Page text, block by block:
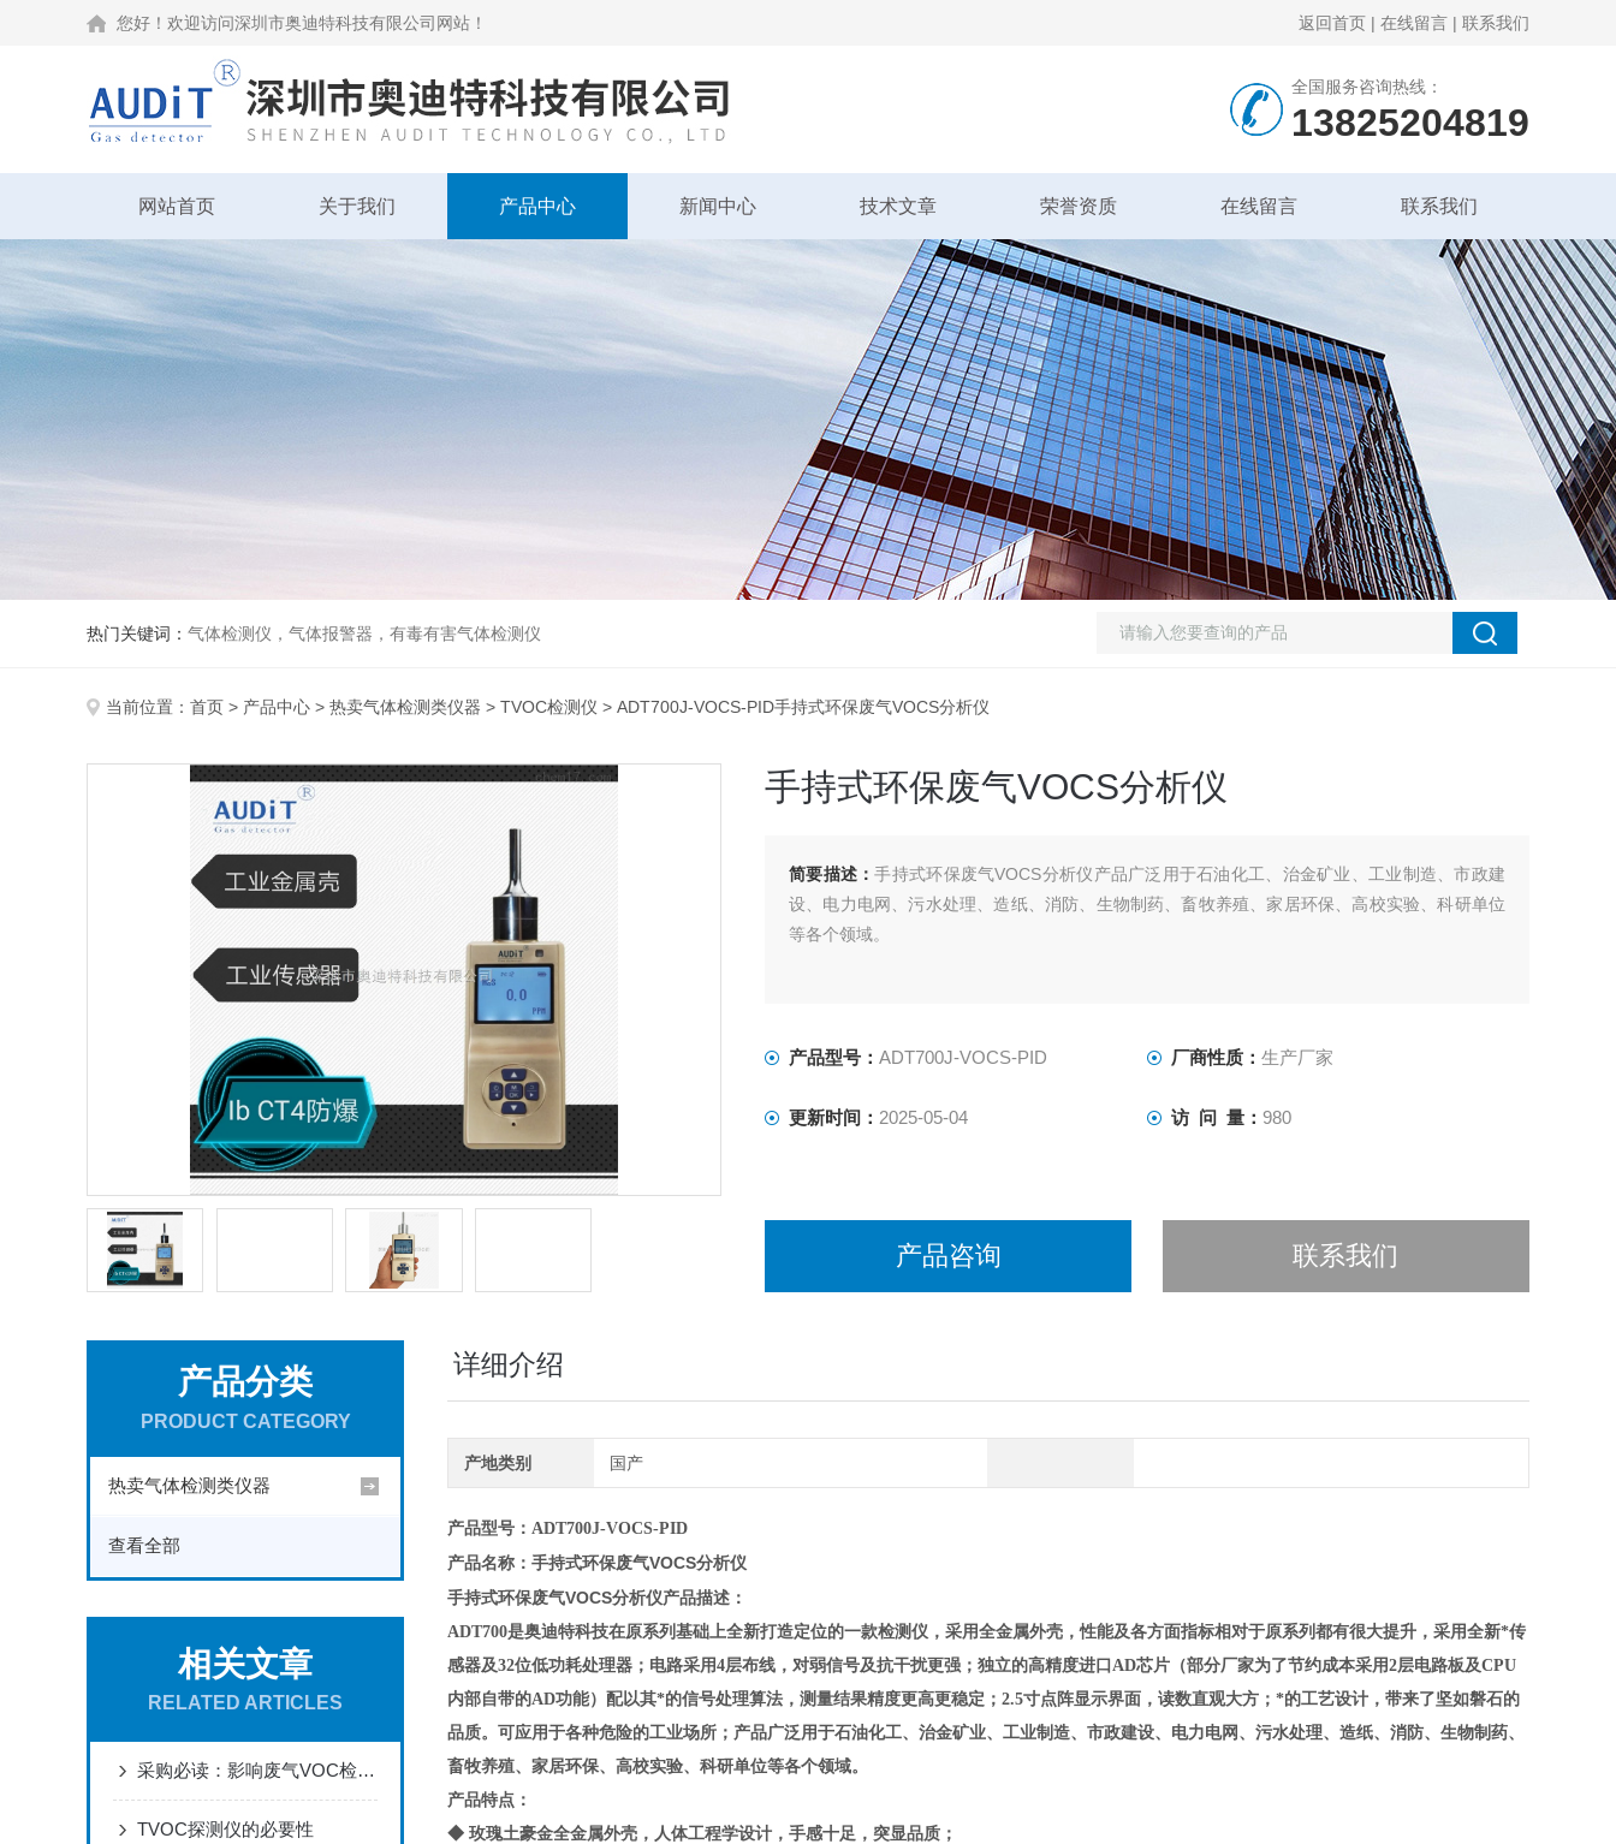
您好！欢迎访问深圳市奥迪特科技有限公司网站！ 返回首页 | 在线留言 | 联系我们
全国服务咨询热线：
13825204819
网站首页 关于我们 产品中心 新闻中心 技术文章 荣誉资质 在线留言 联系我们
热门关键词： 气体检测仪，气体报警器，有毒有害气体检测仪
当前位置： 首页 > 产品中心 > 热卖气体检测类仪器 > TVOC检测仪 > ADT700J-VOCS-PID手持式环保废气VOCS分析仪
手持式环保废气VOCS分析仪
简要描述：手持式环保废气VOCS分析仪产品广泛用于石油化工、治金矿业、工业制造、市政建
设、电力电网、污水处理、造纸、消防、生物制药、畜牧养殖、家居环保、高校实验、科研单位
等各个领域。
产品型号： ADT700J-VOCS-PID 厂商性质： 生产厂家
更新时间： 2025-05-04 访 问 量： 980
产品咨询 联系我们
产品分类
PRODUCT CATEGORY
热卖气体检测类仪器
查看全部
相关文章
RELATED ARTICLES
采购必读：影响废气VOC检测仪测量精度的七大关键因素
TVOC探测仪的必要性
详细介绍
产地类别 国产
产品型号 ：ADT700J-VOCS-PID
产品名称 ： 手持式环保废气VOCS分析仪
手持式环保废气VOCS分析仪产品描述 ：
ADT700是奥迪特科技在原系列基础上全新打造定位的一款检测仪，采用全金属外壳，性能及各方面指标相对于原系列都有很大提升，采用全新*传
感器及32位低功耗处理器；电路采用4层布线，对弱信号及抗干扰更强；独立的高精度进口AD芯片（部分厂家为了节约成本采用2层电路板及CPU
内部自带的AD功能）配以其*的信号处理算法，测量结果精度更高更稳定；2.5寸点阵显示界面，读数直观大方；*的工艺设计，带来了坚如磐石的
品质。可应用于各种危险的工业场所；产品广泛用于石油化工、治金矿业、工业制造、市政建设、电力电网、污水处理、造纸、消防、生物制药、
畜牧养殖、家居环保、高校实验、科研单位等各个领域。
产品特点 ：
◆ 玫瑰土豪金全金属外壳，人体工程学设计，手感十足，突显品质；